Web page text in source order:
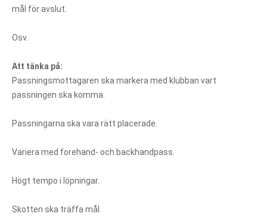
mål för avslut.
Osv.
Att tänka på:
Passningsmottagaren ska markera med klubban vart
passningen ska komma.
Passningarna ska vara rätt placerade.
Variera med forehand- och backhandpass.
Högt tempo i löpningar.
Skotten ska träffa mål.